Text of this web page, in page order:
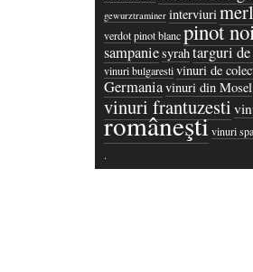
gewurztraminer interviuri
verdotpinot blancpinot
sampaniesyrahtarguri
vinuri bulgarestivinuri de
Germaniavinuri din Mosel
vinuri frantuzesti
româneştivinuri
·